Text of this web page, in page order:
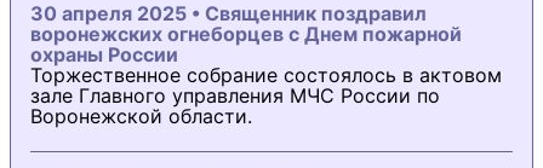
30 апреля 2025 • Священник поздравил
воронежских огнеборцев с Днем пожарной
охраны России
Торжественное собрание состоялось в актовом
зале Главного управления МЧС России по
Воронежской области.